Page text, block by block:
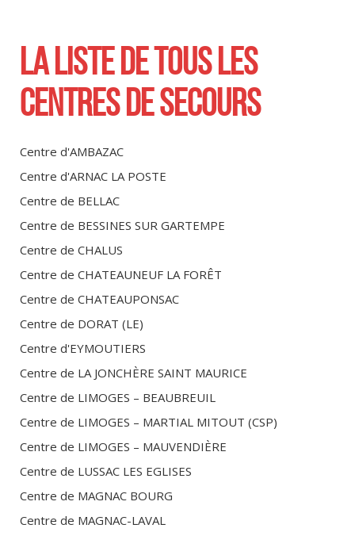
LA LISTE DE TOUS LES
CENTRES DE SECOURS
Centre d'AMBAZAC
Centre d'ARNAC LA POSTE
Centre de BELLAC
Centre de BESSINES SUR GARTEMPE
Centre de CHALUS
Centre de CHATEAUNEUF LA FORÊT
Centre de CHATEAUPONSAC
Centre de DORAT (LE)
Centre d'EYMOUTIERS
Centre de LA JONCHÈRE SAINT MAURICE
Centre de LIMOGES – BEAUBREUIL
Centre de LIMOGES – MARTIAL MITOUT (CSP)
Centre de LIMOGES – MAUVENDIÈRE
Centre de LUSSAC LES EGLISES
Centre de MAGNAC BOURG
Centre de MAGNAC-LAVAL